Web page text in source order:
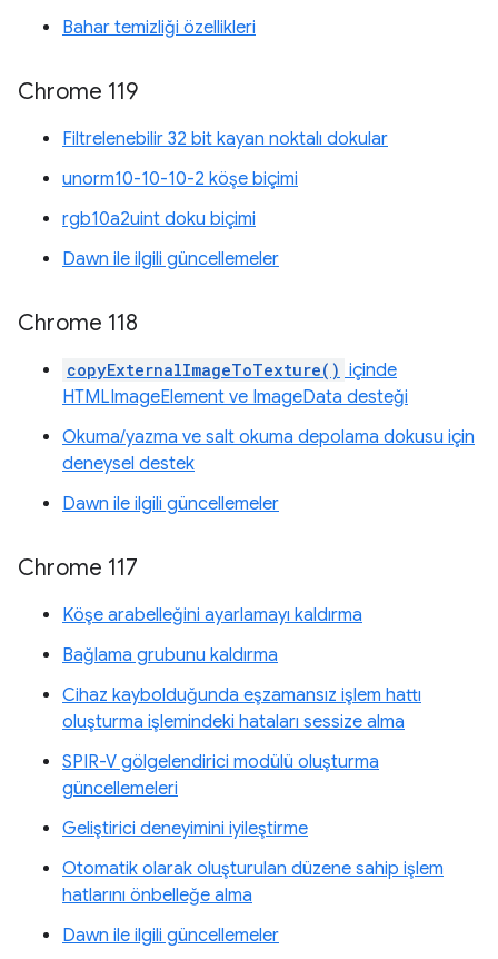
Bahar temizliği özellikleri
Chrome 119
Filtrelenebilir 32 bit kayan noktalı dokular
unorm10-10-10-2 köşe biçimi
rgb10a2uint doku biçimi
Dawn ile ilgili güncellemeler
Chrome 118
copyExternalImageToTexture() içinde
HTMLImageElement ve ImageData desteği
Okuma/yazma ve salt okuma depolama dokusu için
deneysel destek
Dawn ile ilgili güncellemeler
Chrome 117
Köşe arabelleğini ayarlamayı kaldırma
Bağlama grubunu kaldırma
Cihaz kaybolduğunda eşzamansız işlem hattı
oluşturma işlemindeki hataları sessize alma
SPIR-V gölgelendirici modülü oluşturma
güncellemeleri
Geliştirici deneyimini iyileştirme
Otomatik olarak oluşturulan düzene sahip işlem
hatlarını önbelleğe alma
Dawn ile ilgili güncellemeler